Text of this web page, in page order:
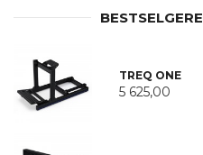
BESTSELGERE
TREQ ONE
5 625,00